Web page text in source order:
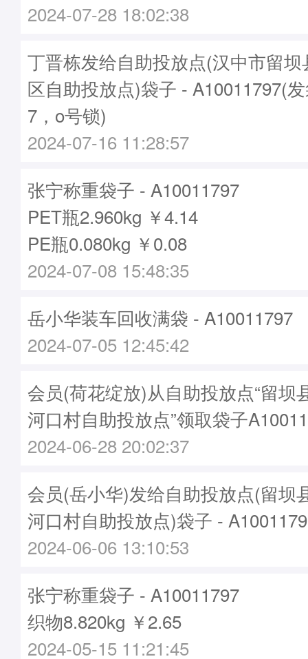
2024-07-28 18:02:38
丁晋栋发给自助投放点(汉中市留
区自助投放点)袋子 - A10011797(
7，o号锁)
2024-07-16 11:28:57
张宁称重袋子 - A10011797
PET瓶2.960kg ￥4.14
PE瓶0.080kg ￥0.08
2024-07-08 15:48:35
岳小华装车回收满袋 - A10011797
2024-07-05 12:45:42
会员(荷花绽放)从自助投放点“留坝
河口村自助投放点”领取袋子
2024-06-28 20:02:37
会员(岳小华)发给自助投放点(留坝
河口村自助投放点)袋子 -
2024-06-06 13:10:53
张宁称重袋子 - A10011797
织物8.820kg ￥2.65
2024-05-15 11:21:45